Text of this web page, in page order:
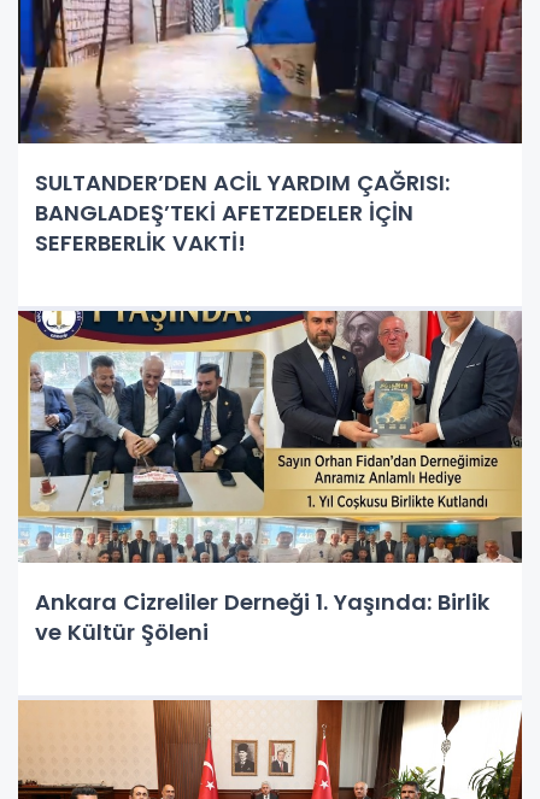
SULTANDER’DEN ACİL YARDIM ÇAĞRISI:
BANGLADEŞ’TEKİ AFETZEDELER İÇİN
SEFERBERLİK VAKTİ!
Ankara Cizreliler Derneği 1. Yaşında: Birlik
ve Kültür Şöleni